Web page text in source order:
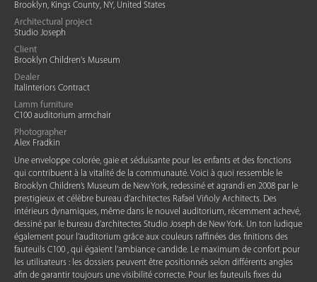
Brooklyn, Kings County, NY, United States
Architectural project
Studio Joseph
Client
Brooklyn Children's Museum
Dealer
Italinteriors Contract
Lamm furniture
C100 auditorium armchair
Photographer
Alex Fradkin
Une enveloppe colorée, gaie et séduisante pour les enfants et des fonctions
qui contribuent à la vitalité de la communauté. Voici à quoi ressemble le
Brooklyn Children’s Museum de New York, redessiné et agrandi en 2008 par le
prestigieux et célèbre bureau d’architectes Rafael Viñoly Architects. Des
intérieurs dynamiques, même dans le nouvel auditorium, récemment achevé,
dessiné par le bureau d’architectes Studio Joseph de New York. Un ton ludique
également pour l’auditorium grâce aux couleurs raffinées des finitions des
fauteuils C100 , qui égaient l’ambiance candide. Le maximum de confort pour
les utilisateurs : les dossiers peuvent être positionnés selon différents angles
afin de garantir toujours une visibilité correcte. Pour les fauteuils fixes du